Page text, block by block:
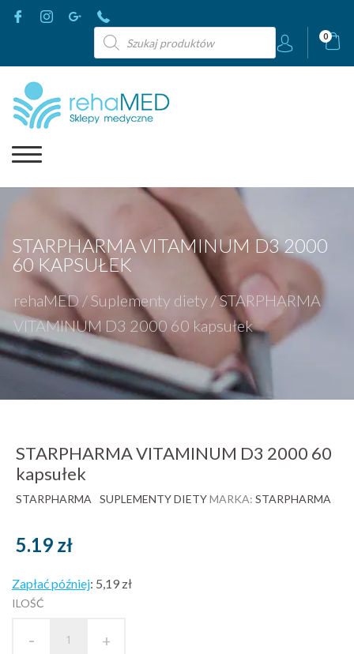
Wyszukiwarka
produktów
0
STARPHARMA VITAMINUM D3 2000
60 KAPSUŁEK
rehaMED / Suplementy diety /STARPHARMA
VITAMINUM D3 2000 60 kapsułek
STARPHARMA VITAMINUM D3 2000 60
kapsułek
STARPHARMA SUPLEMENTY DIETYMARKA: STARPHARMA
5.19 zł
Zapłać później: 5,19 zł
ILOŚĆ
- +